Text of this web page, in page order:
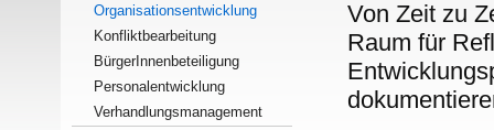
Organisationsentwicklung
Konfliktbearbeitung
BürgerInnenbeteiligung
Personalentwicklung
Verhandlungsmanagement
Von Zeit zu
Raum für